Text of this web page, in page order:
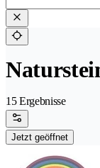
15 Ergebnisse
Jetzt geöffnet